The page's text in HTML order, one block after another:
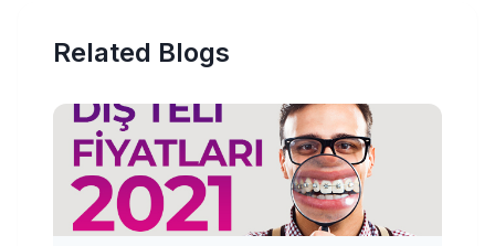
Related Blogs